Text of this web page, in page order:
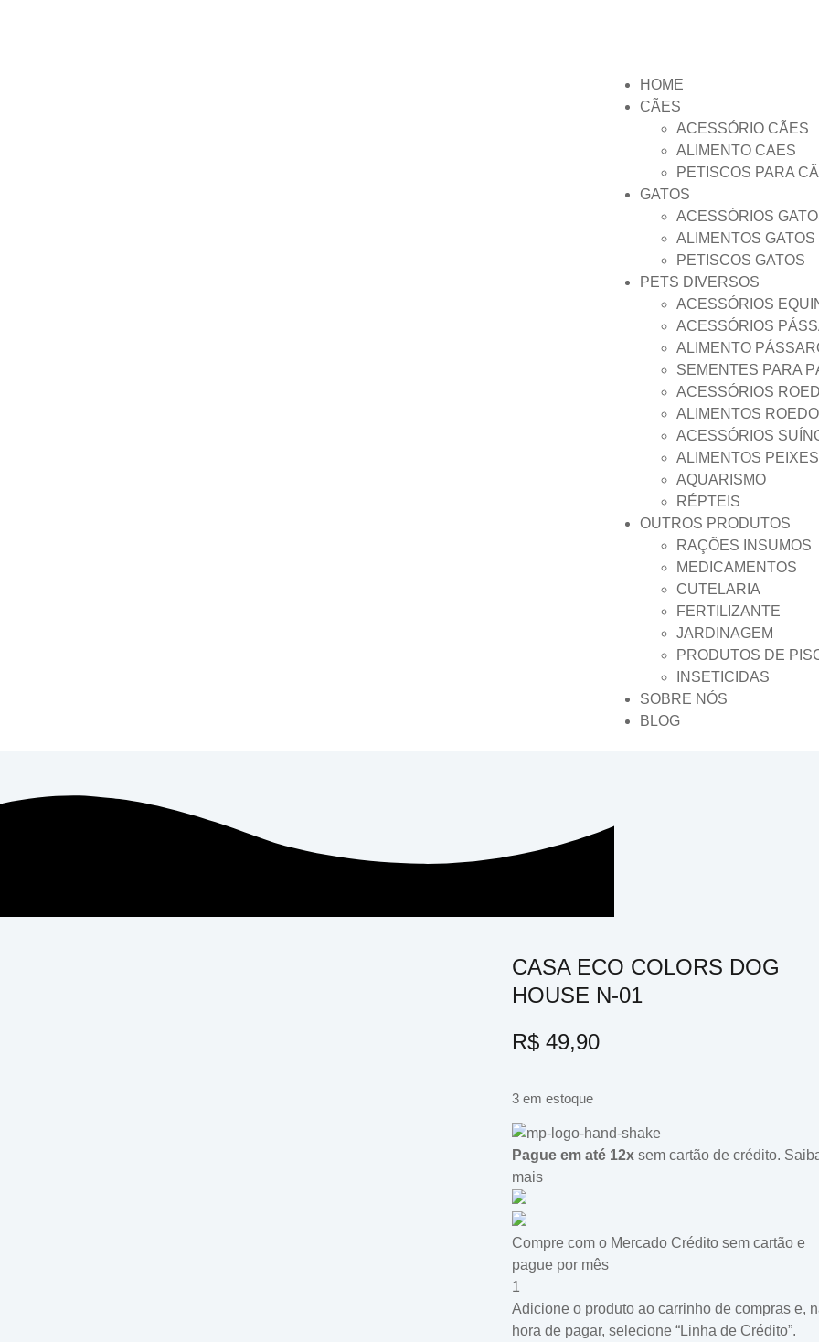
HOME
CÃES
ACESSÓRIO CÃES
ALIMENTO CAES
PETISCOS PARA
GATOS
ACESSÓRIOS
ALIMENTOS GATOS
PETISCOS GATOS
PETS DIVERSOS
ACESSÓRIOS
ACESSÓRIOS
ALIMENTO
SEMENTES PARA
ACESSÓRIOS
ALIMENTOS
ACESSÓRIOS
ALIMENTOS PEIXES
AQUARISMO
RÉPTEIS
OUTROS PRODUTOS
RAÇÕES INSUMOS
MEDICAMENTOS
CUTELARIA
FERTILIZANTE
JARDINAGEM
PRODUTOS DE
INSETICIDAS
SOBRE NÓS
BLOG
CASA ECO COLORS DOG
HOUSE N-01
R$ 49,90
3 em estoque
Pague em até 12x sem cartão de crédito.
mais
Compre com o Mercado Crédito sem cartão e
pague por mês
1
Adicione o produto ao carrinho de compras e,
hora de pagar, selecione “Linha de Crédito”.